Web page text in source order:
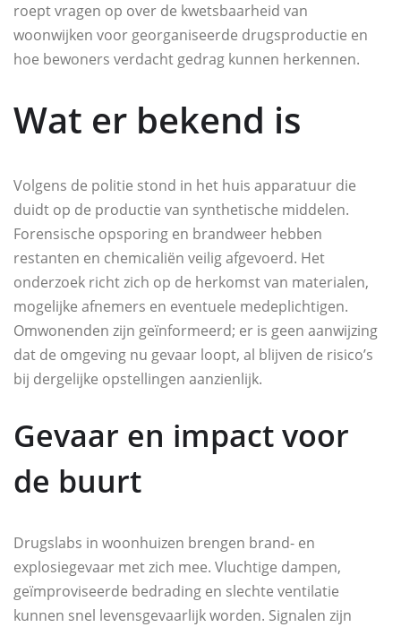
roept vragen op over de kwetsbaarheid van
woonwijken voor georganiseerde drugsproductie en
hoe bewoners verdacht gedrag kunnen herkennen.
Wat er bekend is
Volgens de politie stond in het huis apparatuur die
duidt op de productie van synthetische middelen.
Forensische opsporing en brandweer hebben
restanten en chemicaliën veilig afgevoerd. Het
onderzoek richt zich op de herkomst van materialen,
mogelijke afnemers en eventuele medeplichtigen.
Omwonenden zijn geïnformeerd; er is geen aanwijzing
dat de omgeving nu gevaar loopt, al blijven de risico’s
bij dergelijke opstellingen aanzienlijk.
Gevaar en impact voor
de buurt
Drugslabs in woonhuizen brengen brand- en
explosiegevaar met zich mee. Vluchtige dampen,
geïmproviseerde bedrading en slechte ventilatie
kunnen snel levensgevaarlijk worden. Signalen zijn